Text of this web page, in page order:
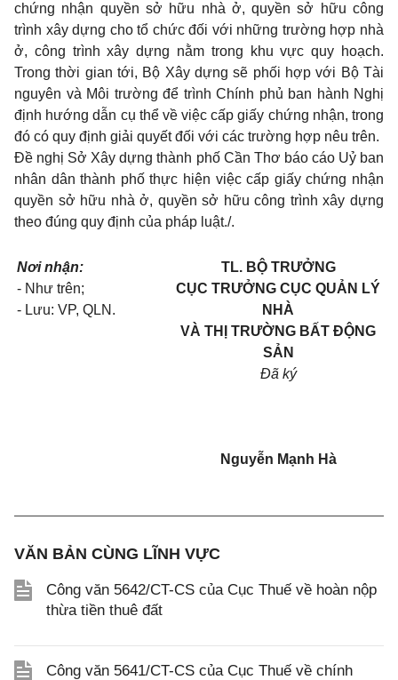
chứng nhận quyền sở hữu nhà ở, quyền sở hữu công
trình xây dựng cho tổ chức đối với những trường hợp nhà
ở, công trình xây dựng nằm trong khu vực quy hoạch.
Trong thời gian tới, Bộ Xây dựng sẽ phối hợp với Bộ Tài
nguyên và Môi trường để trình Chính phủ ban hành Nghị
định hướng dẫn cụ thể về việc cấp giấy chứng nhận, trong
đó có quy định giải quyết đối với các trường hợp nêu trên.
Đề nghị Sở Xây dựng thành phố Cần Thơ báo cáo Uỷ ban
nhân dân thành phố thực hiện việc cấp giấy chứng nhận
quyền sở hữu nhà ở, quyền sở hữu công trình xây dựng
theo đúng quy định của pháp luật./.
Nơi nhận:
- Như trên;
- Lưu: VP, QLN.
TL. BỘ TRƯỞNG
CỤC TRƯỞNG CỤC QUẢN LÝ
NHÀ
VÀ THỊ TRƯỜNG BẤT ĐỘNG
SẢN
Đã ký
Nguyễn Mạnh Hà
VĂN BẢN CÙNG LĨNH VỰC
Công văn 5642/CT-CS của Cục Thuế về hoàn nộp
thừa tiền thuê đất
Công văn 5641/CT-CS của Cục Thuế về chính